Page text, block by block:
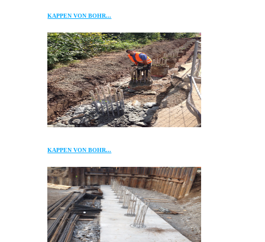
KAPPEN VON BOHR...
KAPPEN VON BOHR...